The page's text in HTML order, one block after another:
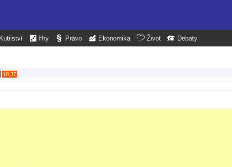
Kutilství Hry Právo Ekonomika Život Debaty
18:37